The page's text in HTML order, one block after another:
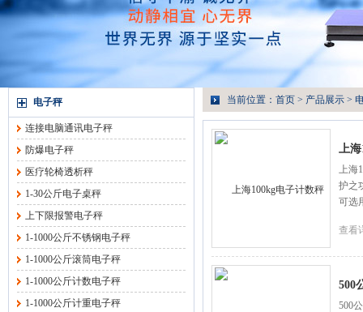
电子秤
连接电脑通讯电子秤
防爆电子秤
医疗轮椅透析秤
1-30公斤电子桌秤
上下限报警电子秤
1-1000公斤不锈钢电子秤
1-1000公斤滚筒电子秤
1-1000公斤计数电子秤
1-1000公斤计重电子秤
当前位置： 首页 > 产品展示 >
上
上海
护之
可选
查看
500
500